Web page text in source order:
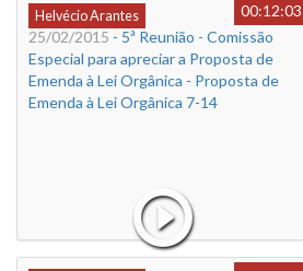
Helvécio Arantes
00:12:03
25/02/2015 - 5ª Reunião - Comissão
Especial para apreciar a Proposta de
Emenda à Lei Orgânica - Proposta de
Emenda à Lei Orgânica 7-14